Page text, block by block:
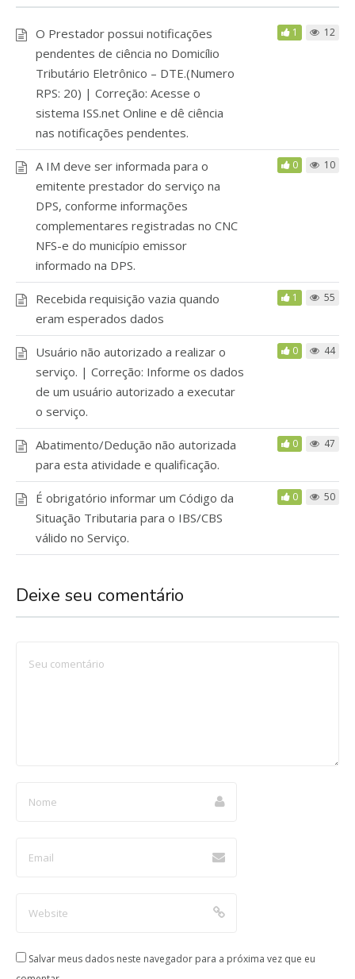
O Prestador possui notificações
pendentes de ciência no Domicílio
Tributário Eletrônico – DTE.(Numero
RPS: 20) | Correção: Acesse o
sistema ISS.net Online e dê ciência
nas notificações pendentes.
1 12
A IM deve ser informada para o
emitente prestador do serviço na
DPS, conforme informações
complementares registradas no CNC
NFS-e do município emissor
informado na DPS.
0 10
Recebida requisição vazia quando
eram esperados dados
1 55
Usuário não autorizado a realizar o
serviço. | Correção: Informe os dados
de um usuário autorizado a executar
o serviço.
0 44
Abatimento/Dedução não autorizada
para esta atividade e qualificação.
0 47
É obrigatório informar um Código da
Situação Tributaria para o IBS/CBS
válido no Serviço.
0 50
Deixe seu comentário
Salvar meus dados neste navegador para a próxima vez que eu